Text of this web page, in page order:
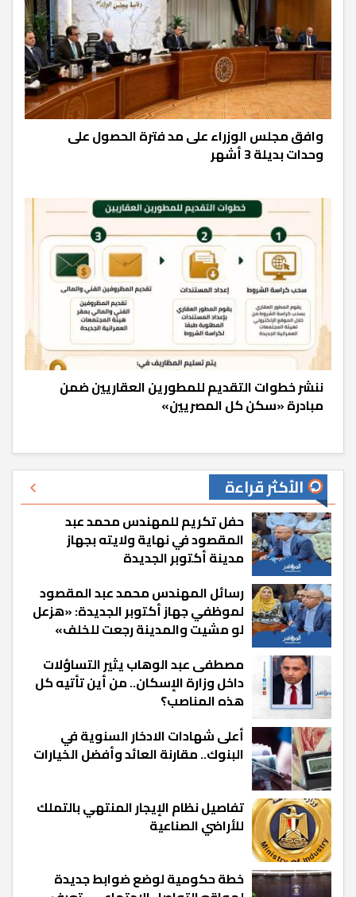
وافق مجلس الوزراء على مد فترة الحصول على
وحدات بديلة 3 أشهر
ننشر خطوات التقديم للمطورين العقاريين ضمن
مبادرة «سكن كل المصريين»
الأكثر قراءة
حفل تكريم للمهندس محمد عبد
المقصود في نهاية ولايته بجهاز
مدينة أكتوبر الجديدة
رسائل المهندس محمد عبد المقصود
لموظفي جهاز أكتوبر الجديدة: «هزعل
لو مشيت والمدينة رجعت للخلف»
مصطفى عبد الوهاب يثير التساؤلات
داخل وزارة الإسكان.. من أين تأتيه كل
هذه المناصب؟
أعلى شهادات الادخار السنوية في
البنوك.. مقارنة العائد وأفضل الخيارات
تفاصيل نظام الإيجار المنتهي بالتملك
للأراضي الصناعية
خطة حكومية لوضع ضوابط جديدة